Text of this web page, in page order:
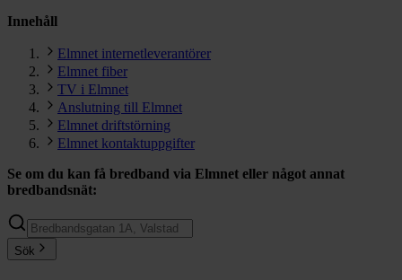
Innehåll
Elmnet internetleverantörer
Elmnet fiber
TV i Elmnet
Anslutning till Elmnet
Elmnet driftstörning
Elmnet kontaktuppgifter
Se om du kan få bredband via Elmnet eller något annat
bredbandsnät:
Sök